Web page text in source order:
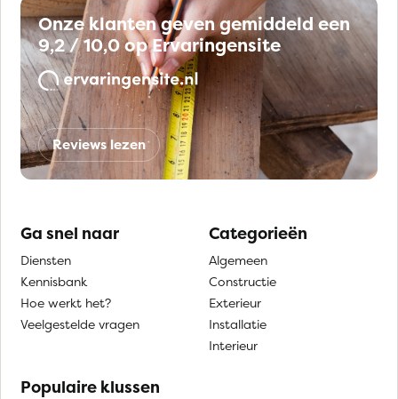
Onze klanten geven gemiddeld een
9,2 / 10,0 op Ervaringensite
Reviews lezen
Ga snel naar
Diensten
Kennisbank
Hoe werkt het?
Veelgestelde vragen
Categorieën
Algemeen
Constructie
Exterieur
Installatie
Interieur
Populaire klussen